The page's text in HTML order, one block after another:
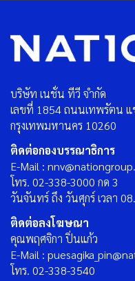
บริษัท เนชั่น ทีวี จำกัด
เลขที่ 1854 ถนนเทพรัตน แ
กรุงเทพมหานคร 10260
ติดต่อกองบรรณาธิการ
E-Mail :
โทร. 02-338-3000 กด 3
วันจันทร์ ถึง วันศุกร์ เวลา
ติดต่อลงโฆษณา
คุณพฤศจิกา ปิ่นแก้ว
E-Mail :
โทร. 02-338-3540